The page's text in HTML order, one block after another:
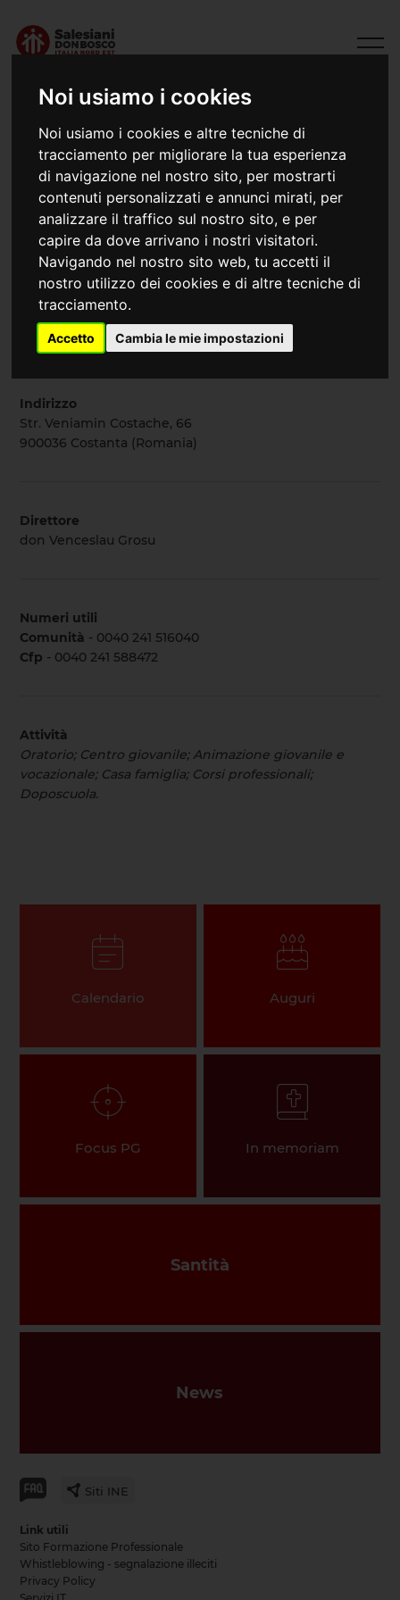
Noi usiamo i cookies
Noi usiamo i cookies e altre tecniche di
tracciamento per migliorare la tua esperienza
di navigazione nel nostro sito, per mostrarti
contenuti personalizzati e annunci mirati, per
analizzare il traffico sul nostro sito, e per
capire da dove arrivano i nostri visitatori.
Navigando nel nostro sito web, tu accetti il
nostro utilizzo dei cookies e di altre tecniche di
tracciamento.
Accetto Cambia le mie impostazioni
Costanta (Romania)
(1997) 1999 Centrul Salezian don Bosco
Email Web
Indirizzo
Str. Veniamin Costache, 66
900036 Costanta (Romania)
Direttore
don Venceslau Grosu
Numeri utili
Comunità - 0040 241 516040
Cfp - 0040 241 588472
Attività
Oratorio; Centro giovanile; Animazione giovanile e
vocazionale; Casa famiglia; Corsi professionali;
Doposcuola.
Calendario Auguri
Focus PG In memoriam
Santità
News
Siti INE
Link utili
Sito Formazione Professionale
Whistleblowing - segnalazione illeciti
Privacy Policy